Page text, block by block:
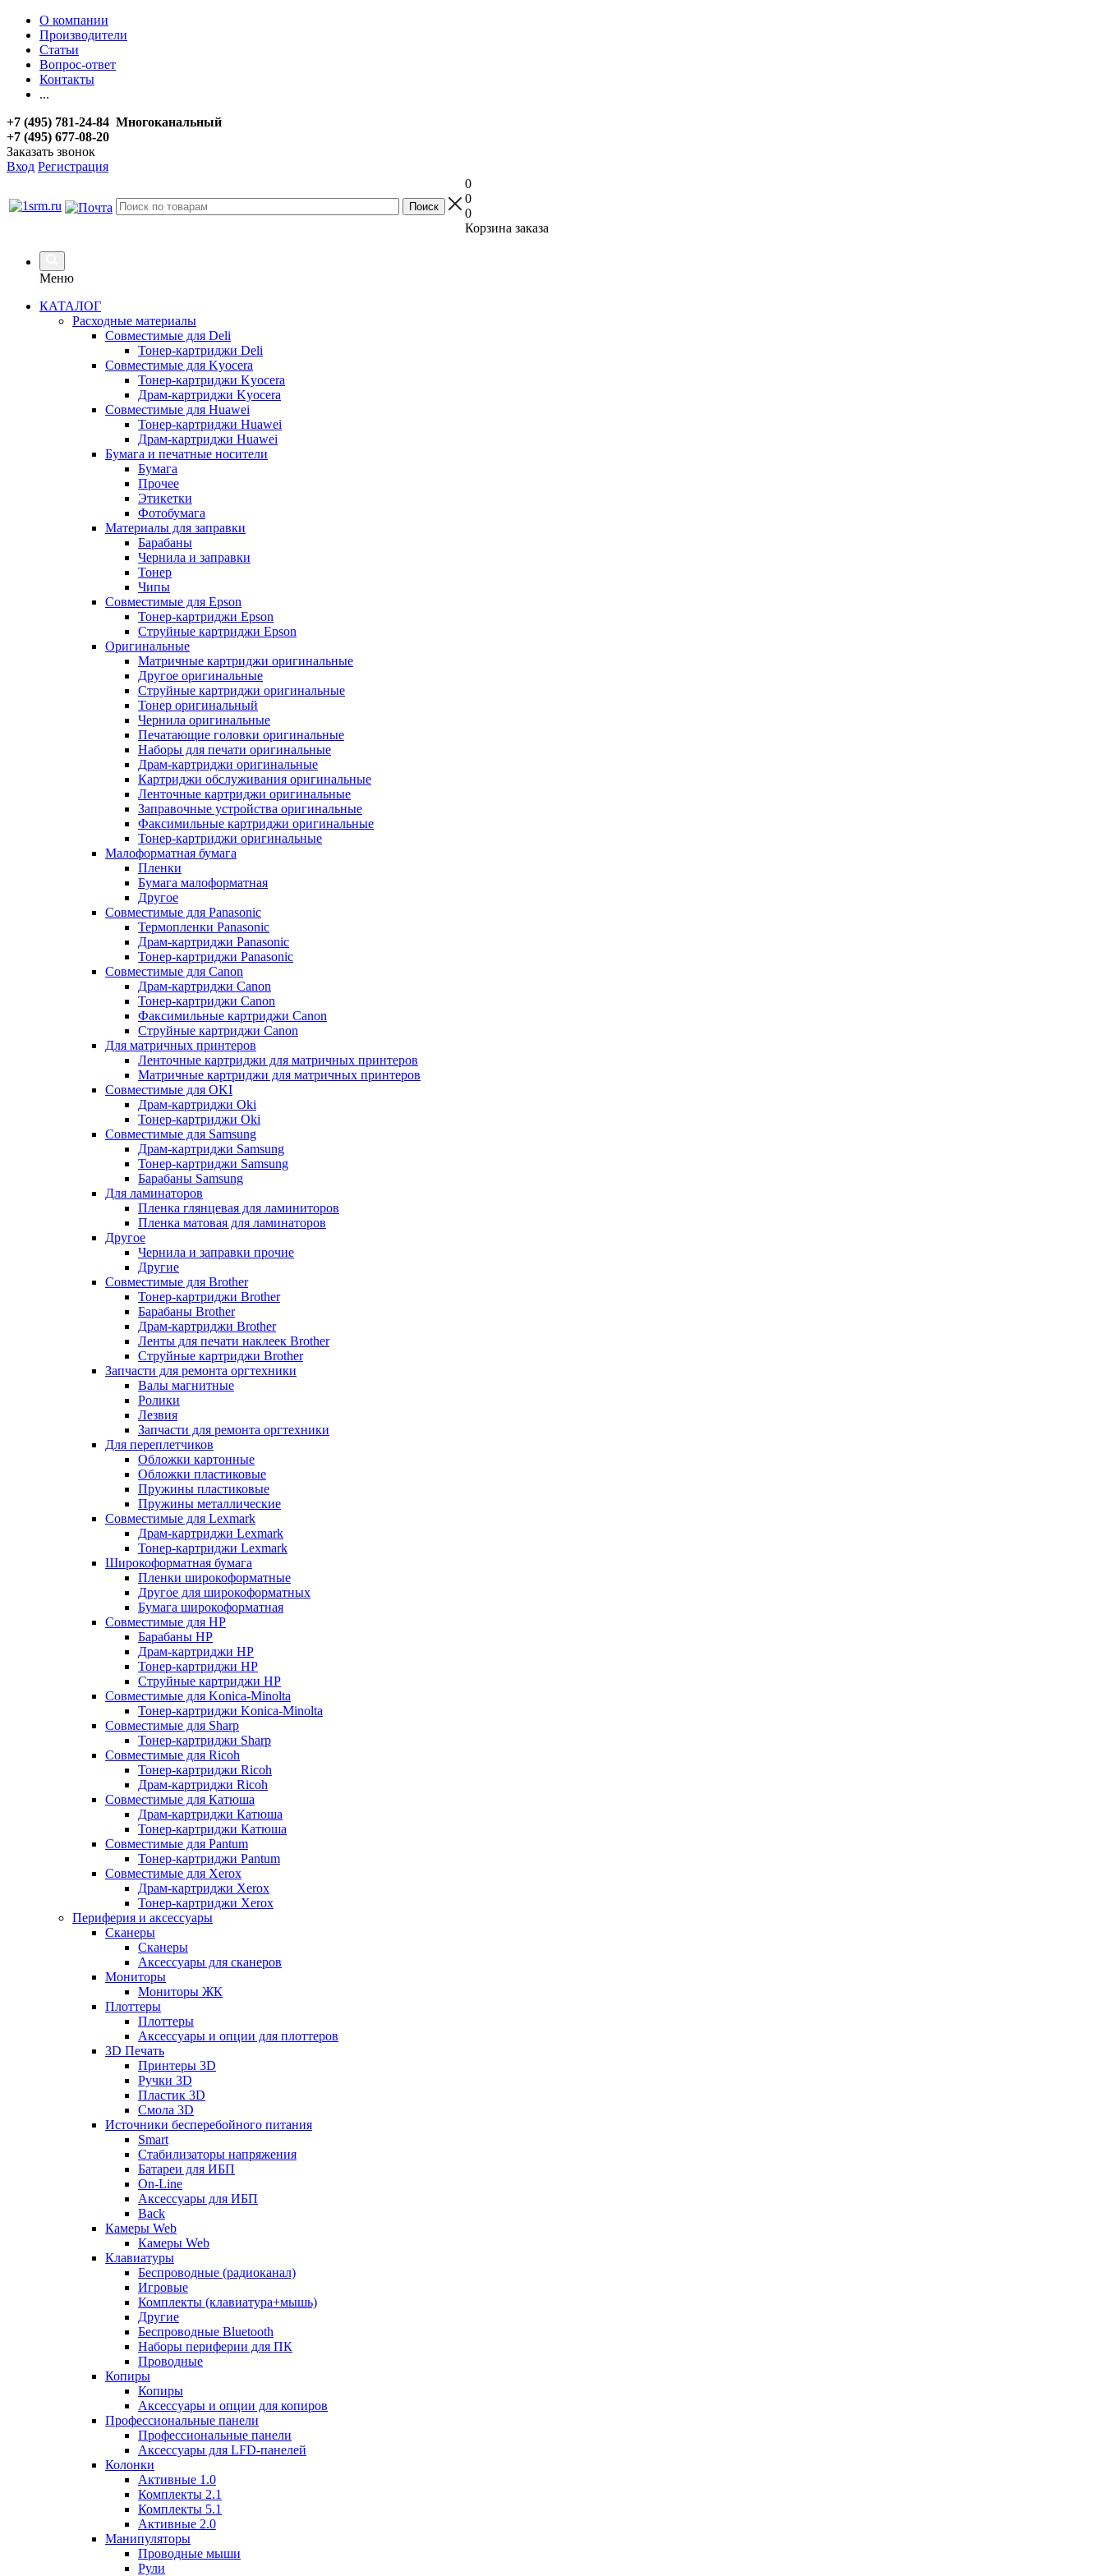
О компании
Производители
Статьи
Вопрос-ответ
Контакты
...
+7 (495) 781-24-84 Многоканальный
+7 (495) 677-08-20
Заказать звонок
Вход Регистрация
0
0
0
Корзина заказа
Меню
КАТАЛОГ
Расходные материалы
Совместимые для Deli
Тонер-картриджи Deli
Совместимые для Kyocera
Тонер-картриджи Kyocera
Драм-картриджи Kyocera
Совместимые для Huawei
Тонер-картриджи Huawei
Драм-картриджи Huawei
Бумага и печатные носители
Бумага
Прочее
Этикетки
Фотобумага
Материалы для заправки
Барабаны
Чернила и заправки
Тонер
Чипы
Совместимые для Epson
Тонер-картриджи Epson
Струйные картриджи Epson
Оригинальные
Матричные картриджи оригинальные
Другое оригинальные
Струйные картриджи оригинальные
Тонер оригинальный
Чернила оригинальные
Печатающие головки оригинальные
Наборы для печати оригинальные
Драм-картриджи оригинальные
Картриджи обслуживания оригинальные
Ленточные картриджи оригинальные
Заправочные устройства оригинальные
Факсимильные картриджи оригинальные
Тонер-картриджи оригинальные
Малоформатная бумага
Пленки
Бумага малоформатная
Другое
Совместимые для Panasonic
Термопленки Panasonic
Драм-картриджи Panasonic
Тонер-картриджи Panasonic
Совместимые для Canon
Драм-картриджи Canon
Тонер-картриджи Canon
Факсимильные картриджи Canon
Струйные картриджи Canon
Для матричных принтеров
Ленточные картриджи для матричных принтеров
Матричные картриджи для матричных принтеров
Совместимые для OKI
Драм-картриджи Oki
Тонер-картриджи Oki
Совместимые для Samsung
Драм-картриджи Samsung
Тонер-картриджи Samsung
Барабаны Samsung
Для ламинаторов
Пленка глянцевая для ламиниторов
Пленка матовая для ламинаторов
Другое
Чернила и заправки прочие
Другие
Совместимые для Brother
Тонер-картриджи Brother
Барабаны Brother
Драм-картриджи Brother
Ленты для печати наклеек Brother
Струйные картриджи Brother
Запчасти для ремонта оргтехники
Валы магнитные
Ролики
Лезвия
Запчасти для ремонта оргтехники
Для переплетчиков
Обложки картонные
Обложки пластиковые
Пружины пластиковые
Пружины металлические
Совместимые для Lexmark
Драм-картриджи Lexmark
Тонер-картриджи Lexmark
Широкоформатная бумага
Пленки широкоформатные
Другое для широкоформатных
Бумага широкоформатная
Совместимые для HP
Барабаны HP
Драм-картриджи HP
Тонер-картриджи HP
Струйные картриджи HP
Совместимые для Konica-Minolta
Тонер-картриджи Konica-Minolta
Совместимые для Sharp
Тонер-картриджи Sharp
Совместимые для Ricoh
Тонер-картриджи Ricoh
Драм-картриджи Ricoh
Совместимые для Катюша
Драм-картриджи Катюша
Тонер-картриджи Катюша
Совместимые для Pantum
Тонер-картриджи Pantum
Совместимые для Xerox
Драм-картриджи Xerox
Тонер-картриджи Xerox
Периферия и аксессуары
Сканеры
Сканеры
Аксессуары для сканеров
Мониторы
Мониторы ЖК
Плоттеры
Плоттеры
Аксессуары и опции для плоттеров
3D Печать
Принтеры 3D
Ручки 3D
Пластик 3D
Смола 3D
Источники бесперебойного питания
Smart
Стабилизаторы напряжения
Батареи для ИБП
On-Line
Аксессуары для ИБП
Back
Камеры Web
Камеры Web
Клавиатуры
Беспроводные (радиоканал)
Игровые
Комплекты (клавиатура+мышь)
Другие
Беспроводные Bluetooth
Наборы периферии для ПК
Проводные
Копиры
Копиры
Аксессуары и опции для копиров
Профессиональные панели
Профессиональные панели
Аксессуары для LFD-панелей
Колонки
Активные 1.0
Комплекты 2.1
Комплекты 5.1
Активные 2.0
Манипуляторы
Проводные мыши
Рули